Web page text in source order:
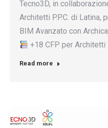
Tecno3D, in
Architetti P.P.C. di Latina,
BIM Avanzato con
+18 CFP per Architetti
Read more